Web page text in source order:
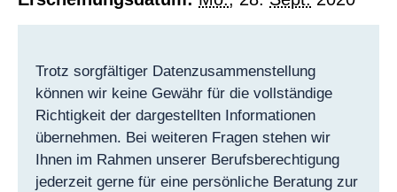
Trotz sorgfältiger Datenzusammenstellung
können wir keine Gewähr für die vollständige
Richtigkeit der dargestellten Informationen
übernehmen. Bei weiteren Fragen stehen wir
Ihnen im Rahmen unserer Berufsberechtigung
jederzeit gerne für eine persönliche Beratung zur